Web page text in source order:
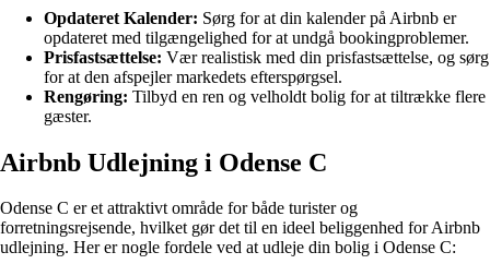
Opdateret Kalender: Sørg for at din kalender på Airbnb er
opdateret med tilgængelighed for at undgå bookingproblemer.
Prisfastsættelse: Vær realistisk med din prisfastsættelse, og sørg
for at den afspejler markedets efterspørgsel.
Rengøring: Tilbyd en ren og velholdt bolig for at tiltrække flere
gæster.
Airbnb Udlejning i Odense C
Odense C er et attraktivt område for både turister og
forretningsrejsende, hvilket gør det til en ideel beliggenhed for Airbnb
udlejning. Her er nogle fordele ved at udleje din bolig i Odense C: